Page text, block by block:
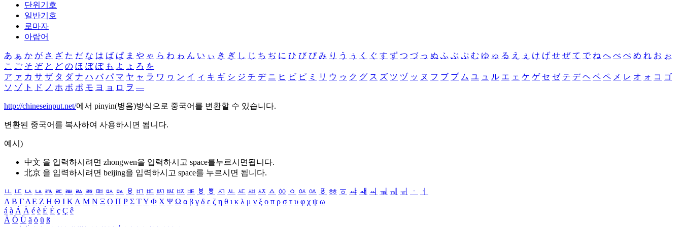
단위기호
일반기호
로마자
아랍어
あ ぁ か が さ ざ た だ な は ば ぱ ま や ゃ ら わ ゎ ん い ぃ き ぎ し じ ち ぢ に ひ び ぴ み り う ぅ く ぐ す ず つ づ っ ぬ ふ ぶ ぷ む ゆ ゅ る え ぇ け げ せ ぜ て で ね へ べ ぺ め れ お ぉ
こ ご そ ぞ と ど の ほ ぼ ぽ も よ ょ ろ を
ア ァ カ サ ザ タ ダ ナ ハ バ パ マ ヤ ャ ラ ワ ヮ ン イ ィ キ ギ シ ジ チ ヂ ニ ヒ ビ ピ ミ リ ウ ゥ ク グ ス ズ ツ ヅ ッ ヌ フ ブ プ ム ユ ュ ル エ ェ ケ ゲ セ ゼ テ デ ヘ ベ ペ メ レ オ ォ コ ゴ
ソ ゾ ト ド ノ ホ ボ ポ モ ヨ ョ ロ ヲ ―
http://chineseinput.net/에서 pinyin(병음)방식으로 중국어를 변환할 수 있습니다.
변환된 중국어를 복사하여 사용하시면 됩니다.
예시)
中文 을 입력하시려면 zhongwen을 입력하시고 space를누르시면됩니다.
北京 을 입력하시려면 beijing을 입력하시고 space를 누르시면 됩니다.
ㅥ ㅦ ㅧ ㅨ ㅩ ㅪ ㅫ ㅬ ㅭ ㅮ ㅯ ㅰ ㅱ ㅲ ㅳ ㅴ ㅵ ㅶ ㅷ ㅸ ㅹ ㅺ ㅻ ㅼ ㅽ ㅾ ㅿ ㆀ ㆁ ㆂ ㆃ ㆄ ㆅ ㆆ ㆇ ㆈ ㆉ ㆊ ㆋ ㆌ ㆍ
ㆎ
Α Β ΓΔ Ε Ζ Η Θ Ι ΚΛ Μ Ν Ξ Ο Π Ρ Σ ΤΥ Φ Χ Ψ Ω α β γ δ ε ζ η θ ι κ λ μ ν ξ ο π ρ σ τ υ φ χ ψ ω
á à Á À é è É È ç Ç ê
Ä Ö Ü ä ö ü ß